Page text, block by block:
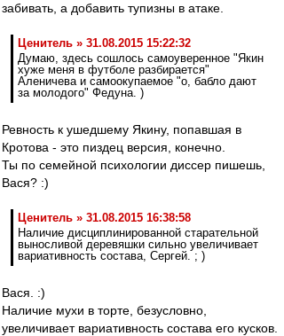
забивать, а добавить тупизны в атаке.
Ценитель » 31.08.2015 15:22:32
Думаю, здесь сошлось самоуверенное "Якин
хуже меня в футболе разбирается"
Аленичева и самоокупаемое "о, бабло дают
за молодого" Федуна. )
Ревность к ушедшему Якину, попавшая в
Кротова - это пиздец версия, конечно.
Ты по семейной психологии диссер пишешь,
Вася? :)
Ценитель » 31.08.2015 16:38:58
Наличие дисциплинированной старательной
выносливой деревяшки сильно увеличивает
вариативность состава, Сергей. ; )
Вася. :)
Наличие мухи в торте, безусловно,
увеличивает вариативность состава его кусков.